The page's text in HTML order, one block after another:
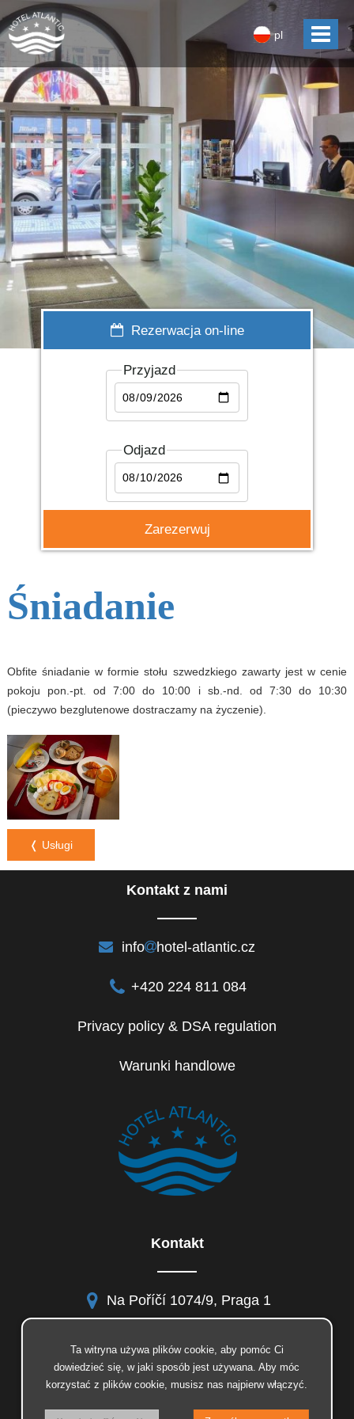
pl
Rezerwacja on-line
Przyjazd
Odjazd
Śniadanie
Obfite śniadanie w formie stołu szwedzkiego zawarty jest w cenie
pokoju pon.-pt. od 7:00 do 10:00 i sb.-nd. od 7:30 do 10:30
(pieczywo bezglutenowe dostraczamy na życzenie).
❬ Usługi
Kontakt z nami
info hotel-atlantic.cz
+420 224 811 084
Privacy policy & DSA regulation
Warunki handlowe
Kontakt
Na Poříčí 1074/9, Praga 1
facebook
Ta witryna używa plików cookie, aby pomóc Ci
dowiedzieć się, w jaki sposób jest używana. Aby móc
korzystać z plików cookie, musisz nas najpierw włączyć.